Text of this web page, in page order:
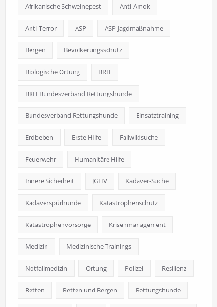
Afrikanische Schweinepest Anti-Amok
Anti-Terror ASP ASP-Jagdmaßnahme
Bergen Bevölkerungsschutz
Biologische Ortung BRH
BRH Bundesverband Rettungshunde
Bundesverband Rettungshunde Einsatztraining
Erdbeben Erste HIlfe Fallwildsuche
Feuerwehr Humanitäre Hilfe
Innere Sicherheit JGHV Kadaver-Suche
Kadaverspürhunde Katastrophenschutz
Katastrophenvorsorge Krisenmanagement
Medizin Medizinische Trainings
Notfallmedizin Ortung Polizei Resilienz
Retten Retten und Bergen Rettungshunde